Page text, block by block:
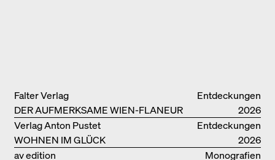
Entdeckungen
DER AUFMERKSAME WIEN-FLANEUR
Falter Verlag
2026
Entdeckungen
WOHNEN IM GLÜCK
Verlag Anton Pustet
2026
Monografien
av edition